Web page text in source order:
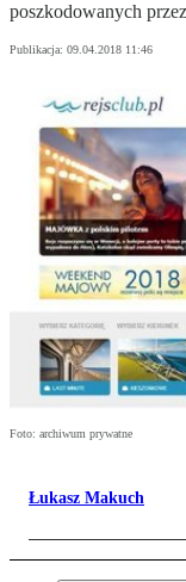
poszkodowanych
Publikacja: 09.04.2018 11:46
Foto: archiwum prywatne
Łukasz Makuch